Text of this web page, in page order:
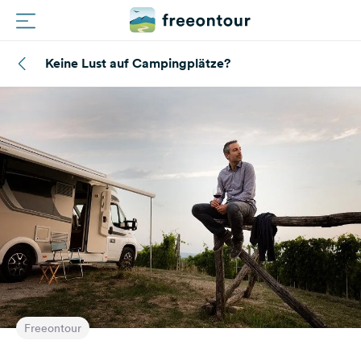
Magazin
Partner
Folge
uns
auf
Social
Keine Lust auf Campingplätze?
Freeontour